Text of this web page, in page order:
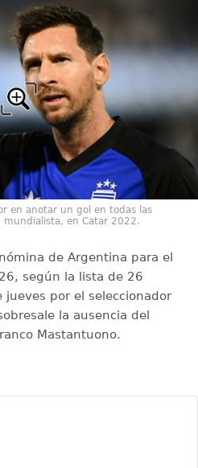
en anotar un gol en todas las
mundialista, en Catar 2022.
de Argentina para el
según la lista de 26
jueves por el seleccionador
la ausencia del
Mastantuono.